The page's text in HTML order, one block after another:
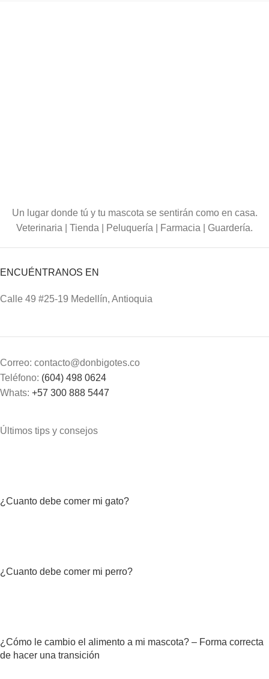
Un lugar donde tú y tu mascota se sentirán como en casa.
Veterinaria | Tienda | Peluquería | Farmacia | Guardería.
ENCUÉNTRANOS EN
Calle 49 #25-19 Medellín, Antioquia
Correo: contacto@donbigotes.co
Teléfono: (604) 498 0624
Whats: +57 300 888 5447
Últimos tips y consejos
¿Cuanto debe comer mi gato?
¿Cuanto debe comer mi perro?
¿Cómo le cambio el alimento a mi mascota? – Forma correcta
de hacer una transición